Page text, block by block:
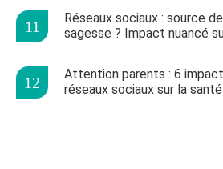
Réseaux sociaux : source
sagesse ? Impact nuancé
Attention parents : 6
réseaux sociaux sur la